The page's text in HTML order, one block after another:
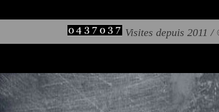
Visites depuis 2011